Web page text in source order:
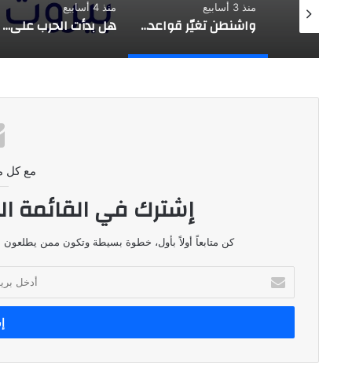
منذ 3 أسابيع
واشنطن تغيّر قواعد اللعبة …. لماذا استهداف السواحل الإيرانية الآن؟
منذ 4 أسابيع
هل بدأت الحرب على وليد جنبلاط؟
مع كل
إشترك في القائمة
كن متابعاً أولاً بأول، خطوة بسيطة وتكون ممن يطلعون
بريدك
الإلكتروني